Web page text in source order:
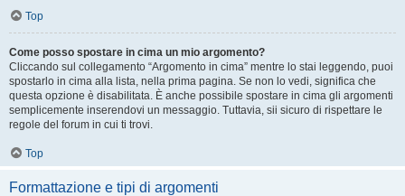
Top
Come posso spostare in cima un mio argomento?
Cliccando sul collegamento “Argomento in cima” mentre lo stai leggendo, puoi
spostarlo in cima alla lista, nella prima pagina. Se non lo vedi, significa che
questa opzione è disabilitata. È anche possibile spostare in cima gli argomenti
semplicemente inserendovi un messaggio. Tuttavia, sii sicuro di rispettare le
regole del forum in cui ti trovi.
Top
Formattazione e tipi di argomenti